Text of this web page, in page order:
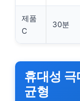
제품
C
30분
휴대성 극
균형